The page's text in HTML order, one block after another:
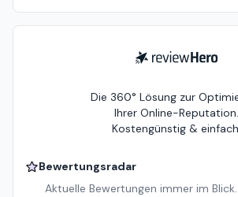
ReviewHero
Die 360° Lösung zur
Ihrer Online-Reputation.
Kostengünstig &
Bewertungsradar
Aktuelle Bewertungen immer im Blick.